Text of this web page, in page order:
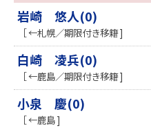
岩崎 悠人(0)
［ ←札幌／期限付き移籍 ]
白崎 凌兵(0)
［ ←鹿島／期限付き移籍 ]
小泉 慶(0)
［ ←鹿島 ]